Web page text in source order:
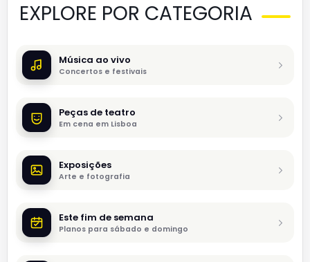
EXPLORE POR CATEGORIA
Música ao vivo
Concertos e festivais
Peças de teatro
Em cena em Lisboa
Exposições
Arte e fotografia
Este fim de semana
Planos para sábado e domingo